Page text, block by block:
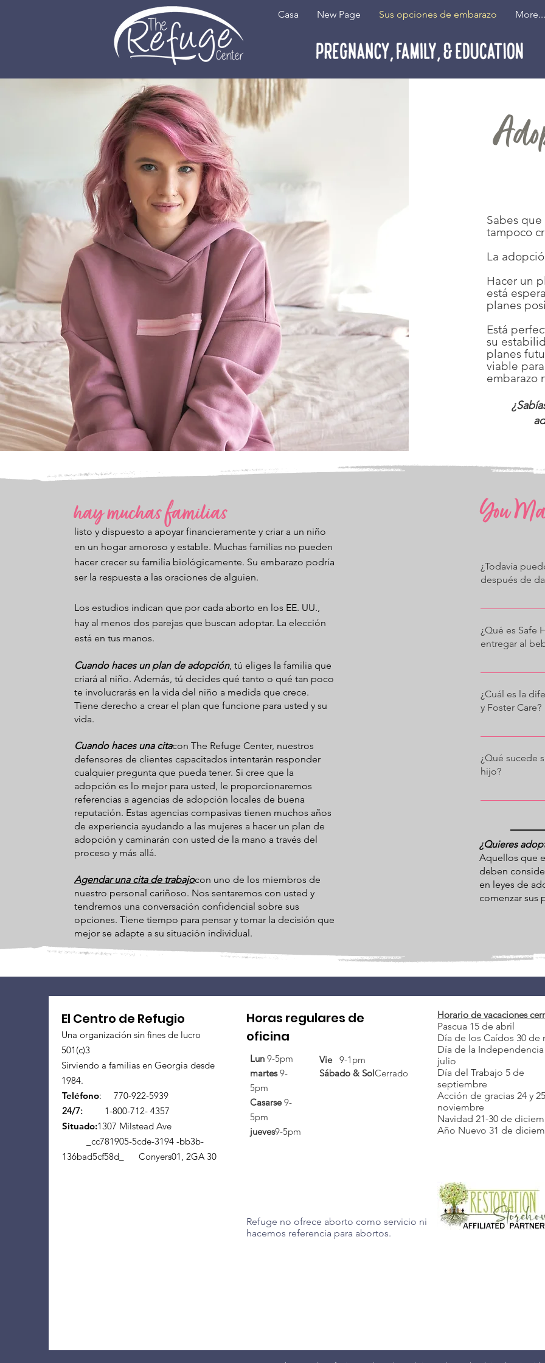
Casa New Page Sus opciones de embarazo More...
Sabes
tampoco
La
Hacer un
está
planes
Está
su
planes
viable
embarazo
hay muchas familias
listo y dispuesto a apoyar financieramente y criar a un niño
en un hogar amoroso y estable. Muchas familias no pueden
hacer crecer su familia biológicamente. Su embarazo podría
ser la respuesta a las oraciones de alguien.
Los estudios indican que por cada aborto en los EE. UU.,
hay al menos dos parejas que buscan adoptar. La elección
está en tus manos.
Cuando haces un plan de adopción, tú eliges la familia que
criará al niño. Además, tú decides qué tanto o qué tan poco
te involucrarás en la vida del niño a medida que crece.
Tiene derecho a crear el plan que funcione para usted y su
vida.
Cuando haces una citacon The Refuge Center, nuestros
defensores de clientes capacitados intentarán responder
cualquier pregunta que pueda tener. Si cree que la
adopción es lo mejor para usted, le proporcionaremos
referencias a agencias de adopción locales de buena
reputación. Estas agencias compasivas tienen muchos años
de experiencia ayudando a las mujeres a hacer un plan de
adopción y caminarán con usted de la mano a través del
proceso y más allá.
Agendar una cita de trabajocon uno de los miembros de
nuestro personal cariñoso. Nos sentaremos con usted y
tendremos una conversación confidencial sobre sus
opciones. Tiene tiempo para pensar y tomar la decisión que
mejor se adapte a su situación individual.
You
¿Todavía
después de
Sí, puede
su hijo al
pueden
Recuerde
de adopción.
con un
¿Qué es Safe
entregar al
En general,
deseado en
médicos de
encontrar
¿Cuál es la
y Foster Care?
A veces, las
plan de
usted como
colocación
crianza
involucra.
colocará al
niño es
para crear
permanente
una situación
legalmente
adulta con
emocional
Plan de
derecho a
decidir
crezca. La
la adopción
hoy y
¿Qué sucede
hijo?
Eso sucede a
puedes
criar a su
ejemplo,
Practical
satisfacer las
podemos
¿Quieres
Aquellos que
deben
en leyes de
comenzar sus
El Centro de Refugio
Una organización sin fines de lucro
501(c)3
Sirviendo a familias en Georgia desde
1984.
Teléfono: 770-922-5939
24/7: 1-800-712- 4357
Situado:1307 Milstead Ave
_cc781905-5cde-3194 -bb3b-
136bad5cf58d_ Conyers01, 2GA 30
Horas regulares de
oficina
Lun 9-5pm
martes9-
5pm
Casarse9-
5pm
jueves9-5pm
Vie 9-1pm
Sábado & SolCerrado
Refuge no ofrece aborto como servicio ni
hacemos referencia para abortos.
Horario de vacaciones
Pascua 15 de abril
Día de los Caídos 30 de
Día de la
julio
Día del Trabajo 5 de
septiembre
Acción de gracias 24 y
noviembre
Navidad 21-30 de
Año Nuevo 31 de